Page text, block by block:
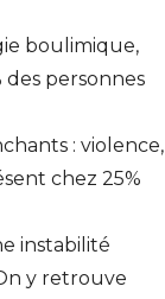
boulimique,
des personnes
: violence,
chez 25%
instabilité
y retrouve